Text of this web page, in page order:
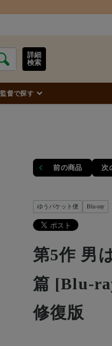
詳細
検索
監督で探す
前の商品 次
ゆうパケット便 Blu-ray
第5作 男
篇 [Blu-
修復版